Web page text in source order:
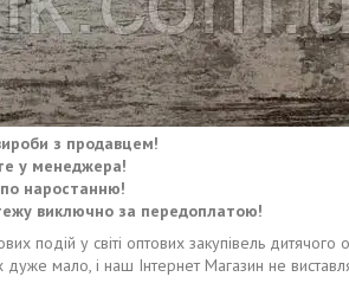
з продавцем!
у менеджера!
по наростанню!
виключно за передоплатою!
подій у світі оптових закупівель
мало, і наш Інтернет Магазин не